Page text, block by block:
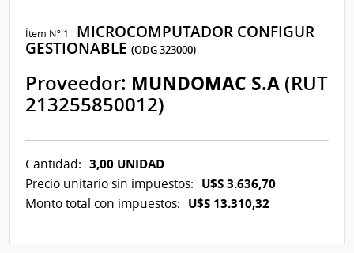
Ítem Nº 1
MICROCOMPUTADOR CONFIGUR
GESTIONABLE(ODG 323000)
Proveedor: MUNDOMAC S.A (RUT
213255850012)
Cantidad: 3,00 UNIDAD
Precio unitario sin impuestos: U$S 3.636,70
Monto total con impuestos: U$S 13.310,32